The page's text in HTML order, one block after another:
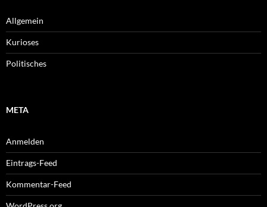
Allgemein
Kurioses
Politisches
META
Anmelden
Eintrags-Feed
Kommentar-Feed